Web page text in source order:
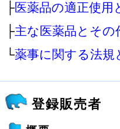
├医薬品の適正使用
├主な医薬品とその
└薬事に関する法規
登録販売者